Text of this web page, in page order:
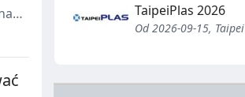
TaipeiPlas 2026
Od 2026-09-15, Taipei